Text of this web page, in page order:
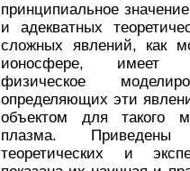
принципиальное
и адекватных
сложных явлений, как
ионосфере, имеет
физическое
определяющих эти
объектом для такого
плазма. Приведены
теоретических и